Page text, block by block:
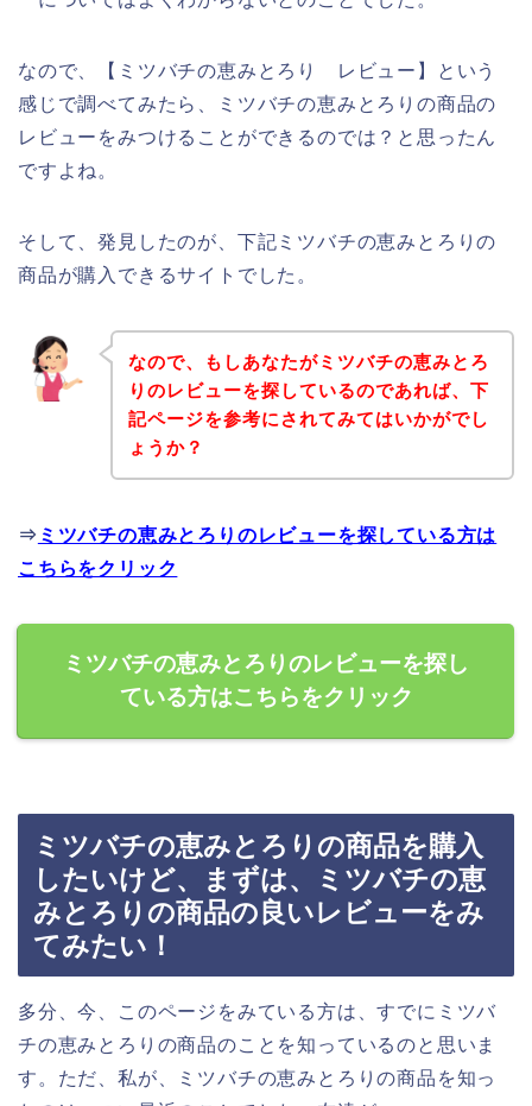
なので、【ミツバチの恵みとろり レビュー】という
感じで調べてみたら、ミツバチの恵みとろりの商品の
レビューをみつけることができるのでは？と思ったん
ですよね。
そして、発見したのが、下記ミツバチの恵みとろりの
商品が購入できるサイトでした。
なので、もしあなたがミツバチの恵みとろ
りのレビューを探しているのであれば、下
記ページを参考にされてみてはいかがでし
ょうか？
⇒ ミツバチの恵みとろりのレビューを探している方は
こちらをクリック
ミツバチの恵みとろりのレビューを探し
ている方はこちらをクリック
ミツバチの恵みとろりの商品を購入
したいけど、まずは、ミツバチの恵
みとろりの商品の良いレビューをみ
てみたい！
多分、今、このページをみている方は、すでにミツバ
チの恵みとろりの商品のことを知っているのと思いま
す。ただ、私が、ミツバチの恵みとろりの商品を知っ